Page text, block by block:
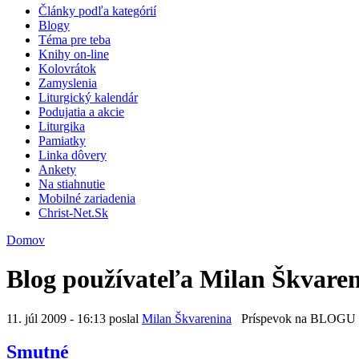
Články podľa kategórií
Blogy
Téma pre teba
Knihy on-line
Kolovrátok
Zamyslenia
Liturgický kalendár
Podujatia a akcie
Liturgika
Pamiatky
Linka dôvery
Ankety
Na stiahnutie
Mobilné zariadenia
Christ-Net.Sk
Domov
Blog používateľa Milan
11. júl 2009 - 16:13 poslal Milan Škvarenina Príspevok na BLOGU
Smutné